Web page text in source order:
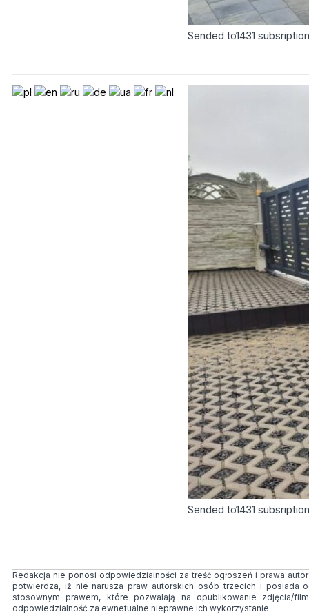
Sended to1431
Sended to1431
Redakcja nie ponosi odpowiedzialności za treść ogłoszeń i prawa
potwierdza, iż nie narusza praw autorskich osób trzecich i posiada
stosownym prawem, które pozwalają na opublikowanie zdjęcia/
odpowiedzialność za ewnetualne nieprawne ich wykorzystanie.